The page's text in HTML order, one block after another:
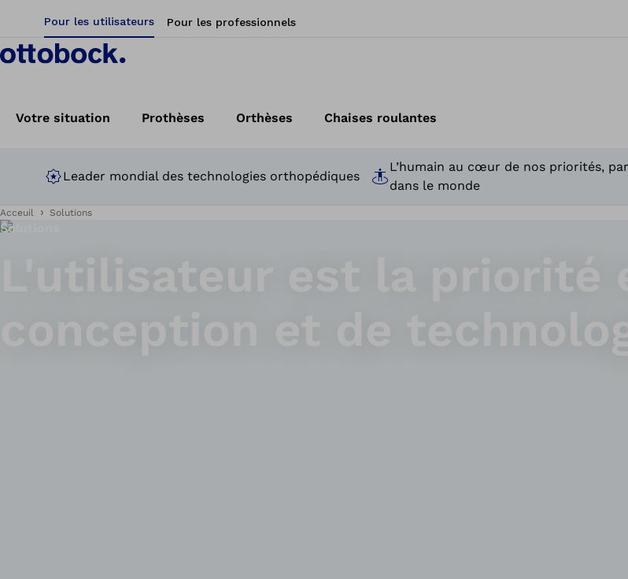
Pour les utilisateurs Pour les professionnels
Votre situation Prothèses Orthèses Chaises roulantes
Leader mondial des technologies orthopédiques
L’humain au cœur de nos priorités,
dans le monde
Acceuil Solutions
Solutions